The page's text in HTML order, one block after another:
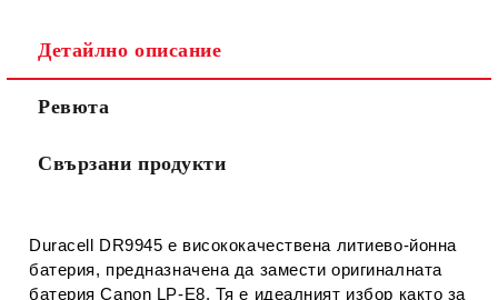
Съгласен съм с
Ние ще се свържем с вас в рамките на работния ден.
Детайлно описание
Ревюта
Свързани продукти
Duracell DR9945 е висококачествена литиево-йонна
батерия, предназначена да замести оригиналната
батерия Canon LP-E8. Тя е идеалният избор както за